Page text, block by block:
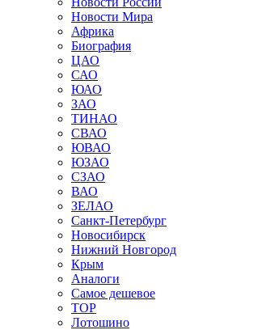
Новости Мира
Африка
Биография
ЦАО
САО
ЮАО
ЗАО
ТИНАО
СВАО
ЮВАО
ЮЗАО
СЗАО
ВАО
ЗЕЛАО
Санкт-Петербург
Новосибирск
Нижний Новгород
Крым
Аналоги
Самое дешевое
TOP
Лотошино